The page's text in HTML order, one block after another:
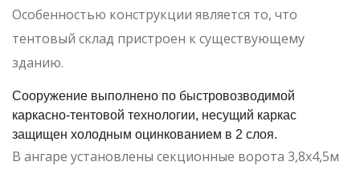
Особенностью конструкции является то, что
тентовый склад пристроен к существующему
зданию.
Сооружение выполнено по быстровозводимой
каркасно-тентовой технологии, несущий каркас
защищен холодным оцинкованием в 2 слоя.
В ангаре установлены секционные ворота 3,8х4,5м